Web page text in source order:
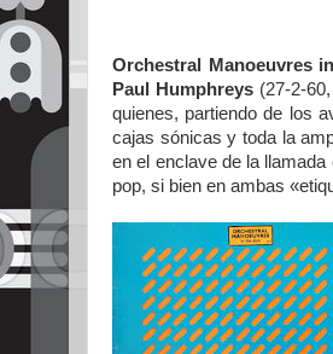
Orchestral Manoeuvres
Paul Humphreys(27-2-
quienes, partiendo de los
cajas sónicas y toda la
en el enclave de la
pop, si bien en ambas